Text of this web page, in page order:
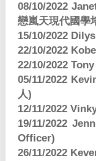
08/10/2022
戀嵐天現代國學
15/10/2022
22/10/2022
22/10/2022
05/11/2022
人)
12/11/2022
19/11/2022
Officer)
26/11/2022